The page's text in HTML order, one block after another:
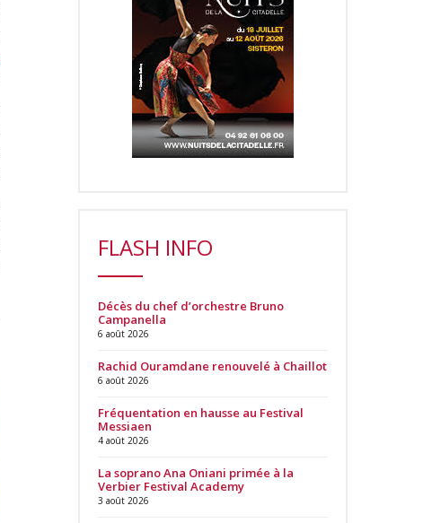
FLASH INFO
Décès du chef d’orchestre Bruno
Campanella
6 août 2026
Rachid Ouramdane renouvelé à Chaillot
6 août 2026
Fréquentation en hausse au Festival
Messiaen
4 août 2026
La soprano Ana Oniani primée à la
Verbier Festival Academy
3 août 2026